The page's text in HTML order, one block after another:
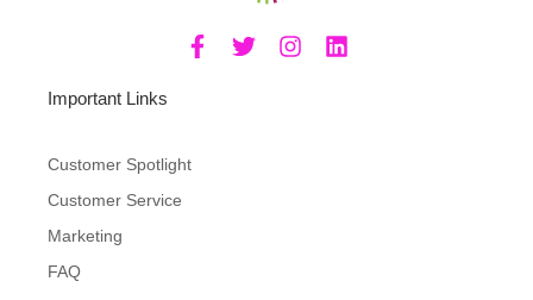
F
a
T
w
I
n
L
i
Important Links
Customer Spotlight
Customer Service
Marketing
FAQ